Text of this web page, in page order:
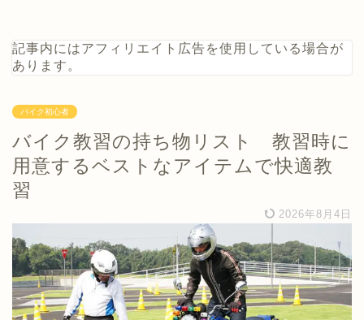
記事内にはアフィリエイト広告を使用している場合が
あります。
バイク初心者
バイク教習の持ち物リスト 教習時に
用意するベストなアイテムで快適教
習
2026年8月4日